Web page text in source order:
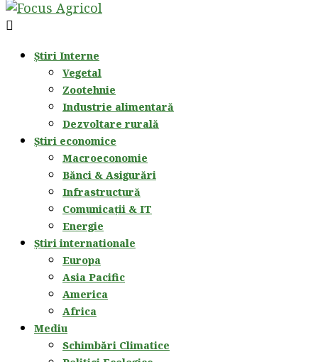
Știri Interne
Vegetal
Zootehnie
Industrie alimentară
Dezvoltare rurală
Știri economice
Macroeconomie
Bănci & Asigurări
Infrastructură
Comunicații & IT
Energie
Știri internationale
Europa
Asia Pacific
America
Africa
Mediu
Schimbări Climatice